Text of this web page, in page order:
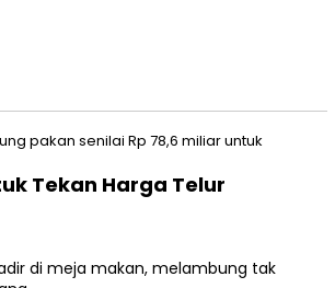
Tekan Harga Telur
di meja makan, melambung tak